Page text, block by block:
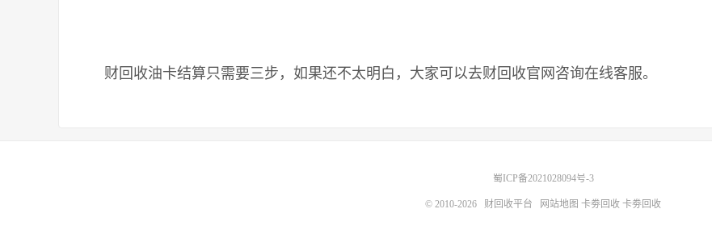
财回收油卡结算只需要三步，如果还不太明白，大家可以去财回收官网咨询在线客服。
蜀ICP备2021028094号-3
© 2010-2026 财回收平台 网站地图 卡劵回收 卡劵回收